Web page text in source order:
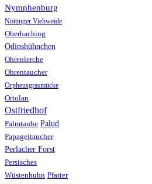
Nymphenburg
Nöttinger Viehweide
Oberhaching
Odinshühnchen
Ohrenlerche
Ohrentaucher
Orpheusgrasmücke
Ortolan
Ostfriedhof
Palmtaube Palud
Papageitaucher
Perlacher Forst
Persisches
Wüstenhuhn Pfatter